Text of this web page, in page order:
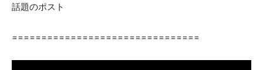
話題のポスト
================================